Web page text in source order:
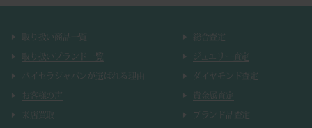
取り扱い商品一覧
取り扱いブランド一覧
バイセラジャパンが選ばれる理由
お客様の声
来店買取
総合査定
ジュエリー査定
ダイヤモンド査定
貴金属査定
ブランド品査定